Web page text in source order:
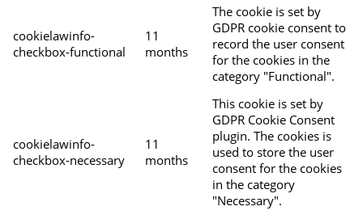
cookielawinfo-
checkbox-functional
11
months
The cookie is set by
GDPR cookie consent to
record the user consent
for the cookies in the
category "Functional".
cookielawinfo-
checkbox-necessary
11
months
This cookie is set by
GDPR Cookie Consent
plugin. The cookies is
used to store the user
consent for the cookies
in the category
"Necessary".